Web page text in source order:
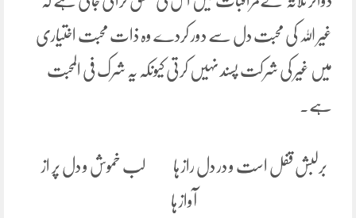
غیر اللہ کی محبت دل سے دور کردے وہ ذات محبت اختیاری
میں غیر کی شرکت پسند نہیں کرتی کیونکہ یہ شرک فی المحبت
ہے۔
برلبش قفل است و در دل راز ہا لب خموش و دل پر از
آواز ہا